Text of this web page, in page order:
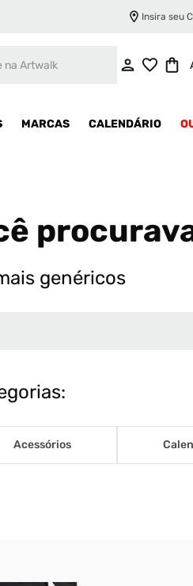
Insira seu
MARCAS CALENDÁRIO
genéricos
Acessórios